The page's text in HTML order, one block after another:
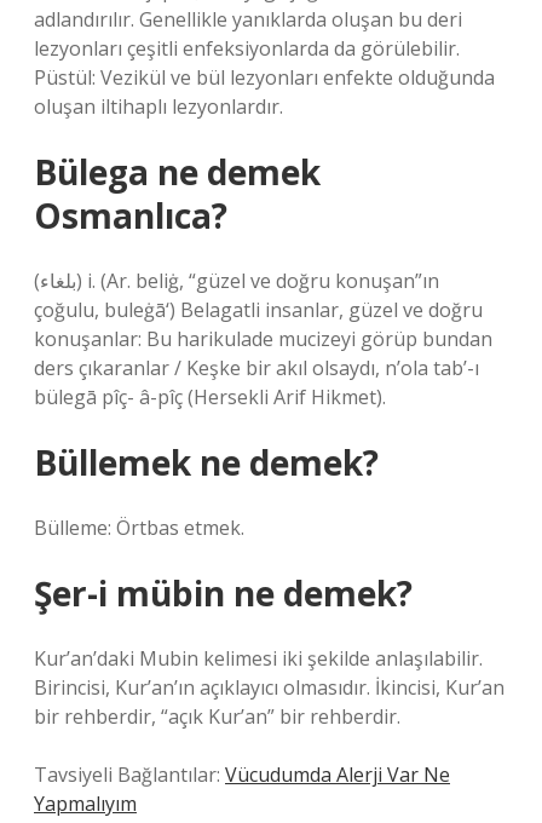
adlandırılır. Genellikle yanıklarda oluşan bu deri
lezyonları çeşitli enfeksiyonlarda da görülebilir.
Püstül: Vezikül ve bül lezyonları enfekte olduğunda
oluşan iltihaplı lezyonlardır.
Bülega ne demek
Osmanlıca?
(ﺑﻠﻐﺎﺀ) i. (Ar. beliġ, “güzel ve doğru konuşan”ın
çoğulu, buleġā‘) Belagatli insanlar, güzel ve doğru
konuşanlar: Bu harikulade mucizeyi görüp bundan
ders çıkaranlar / Keşke bir akıl olsaydı, n’ola tab’-ı
bülegā pîç- â-pîç (Hersekli Arif Hikmet).
Büllemek ne demek?
Bülleme: Örtbas etmek.
Şer-i mübin ne demek?
Kur’an’daki Mubin kelimesi iki şekilde anlaşılabilir.
Birincisi, Kur’an’ın açıklayıcı olmasıdır. İkincisi, Kur’an
bir rehberdir, “açık Kur’an” bir rehberdir.
Tavsiyeli Bağlantılar: Vücudumda Alerji Var Ne
Yapmalıyım